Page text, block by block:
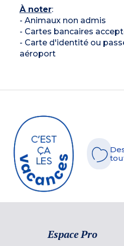
À noter:
- Animaux non admis
- Cartes bancaires
- Carte d'identité ou
aéroport
Espace Pro